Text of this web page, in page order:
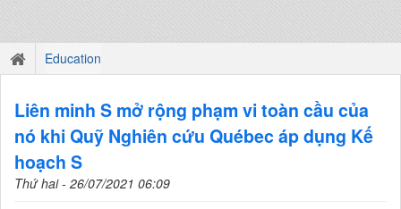
Education
Liên minh S mở rộng phạm vi toàn cầu của
nó khi Quỹ Nghiên cứu Québec áp dụng Kế
hoạch S
Thứ hai - 26/07/2021 06:09